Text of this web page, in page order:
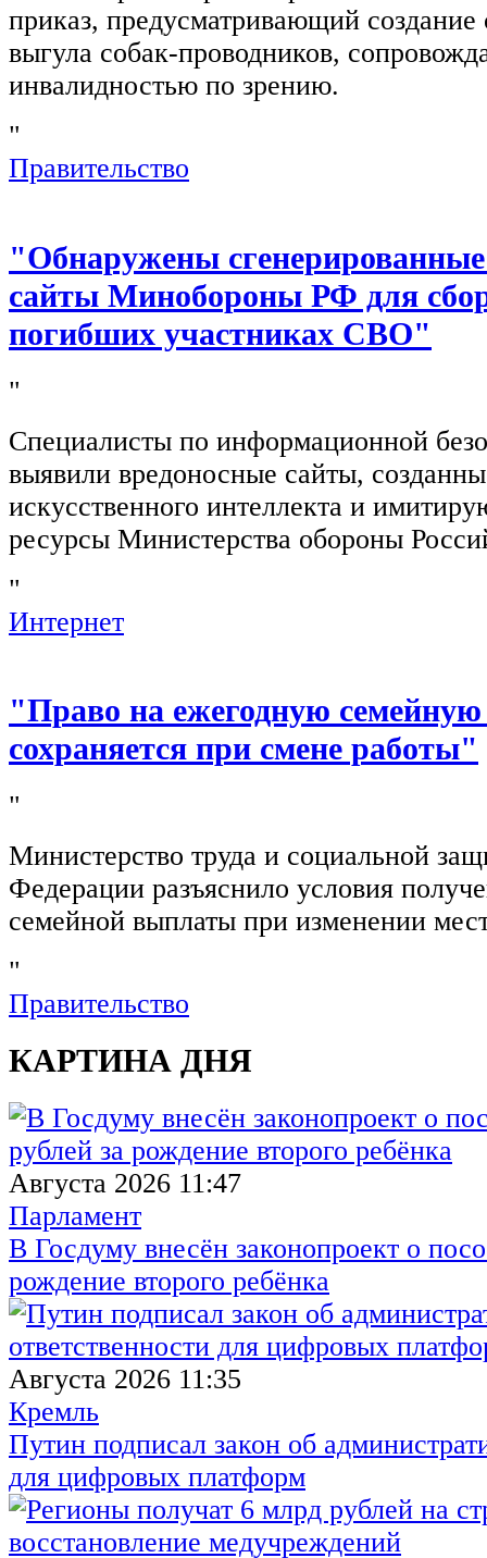
приказ, предусматривающий создание
выгула собак-проводников,
инвалидностью по зрению.
"
Правительство
"Обнаружены
сайты Минобороны РФ для
погибших участниках СВО"
"
Специалисты по информационной
выявили вредоносные сайты,
искусственного интеллекта и
ресурсы Министерства обороны
"
Интернет
"Право на ежегодную
сохраняется при смене работы"
"
Министерство труда и социальной
Федерации разъяснило условия
семейной выплаты при изменении
"
Правительство
КАРТИНА ДНЯ
Августа 2026 11:47
Парламент
В Госдуму внесён законопроект о
рождение второго ребёнка
Августа 2026 11:35
Кремль
Путин подписал закон об
для цифровых платформ